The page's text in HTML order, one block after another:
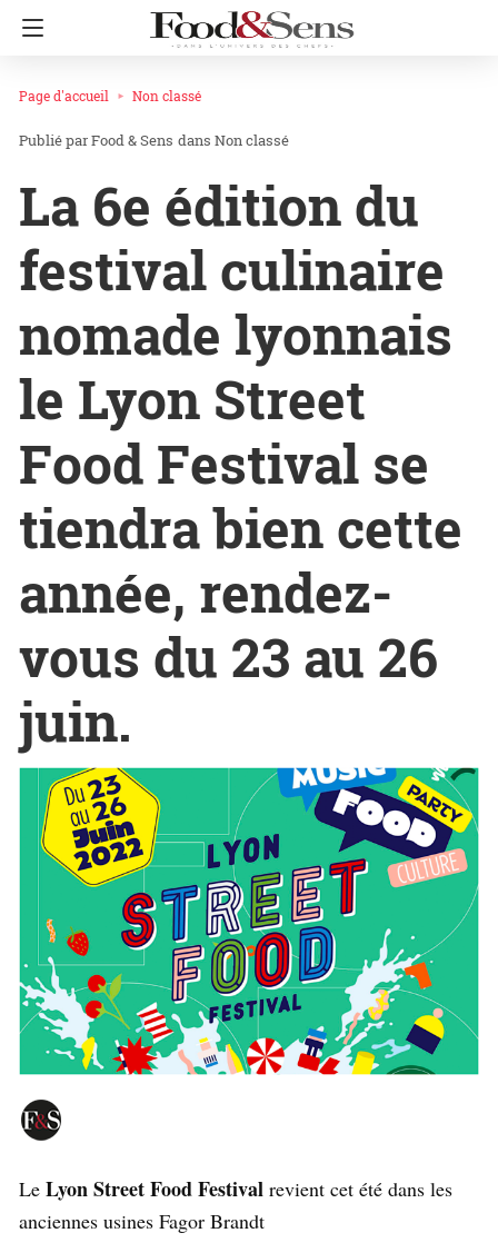
Page d'accueil Non classé
Food & Sens dans Non classé
La 6e édition du
festival culinaire
nomade lyonnais
le Lyon Street
Food Festival se
tiendra bien cette
année, rendez-
vous du 23 au 26
juin.
Le Lyon Street Food Festival revient cet été dans les
anciennes usines Fagor Brandt